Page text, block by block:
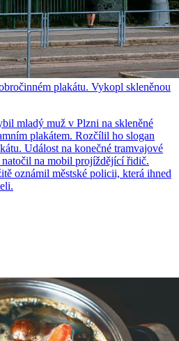
plakátu. Vykopl skleněnou
mladý muž v Plzni na skleněné
plakátem. Rozčílil ho slogan
Událost na konečné tramvajové
na mobil projíždějící řidič.
oznámil městské policii, která ihned